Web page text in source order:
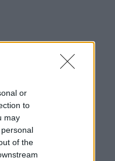
or
to
may
of the
και
οδηγούσε